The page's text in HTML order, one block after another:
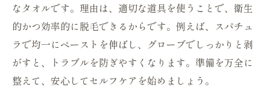
なタオルです。理由は、適切な道具を使うことで、衛生
的かつ効率的に脱毛できるからです。例えば、スパチュ
ラで均一にペーストを伸ばし、グローブでしっかりと剥
がすと、トラブルを防ぎやすくなります。準備を万全に
整えて、安心してセルフケアを始めましょう。